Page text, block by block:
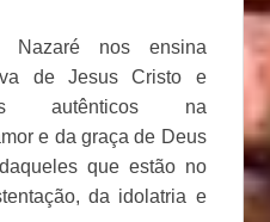
Nazaré nos ensina
de Jesus Cristo e
autênticos na
e da graça de Deus
que estão no
da idolatria e